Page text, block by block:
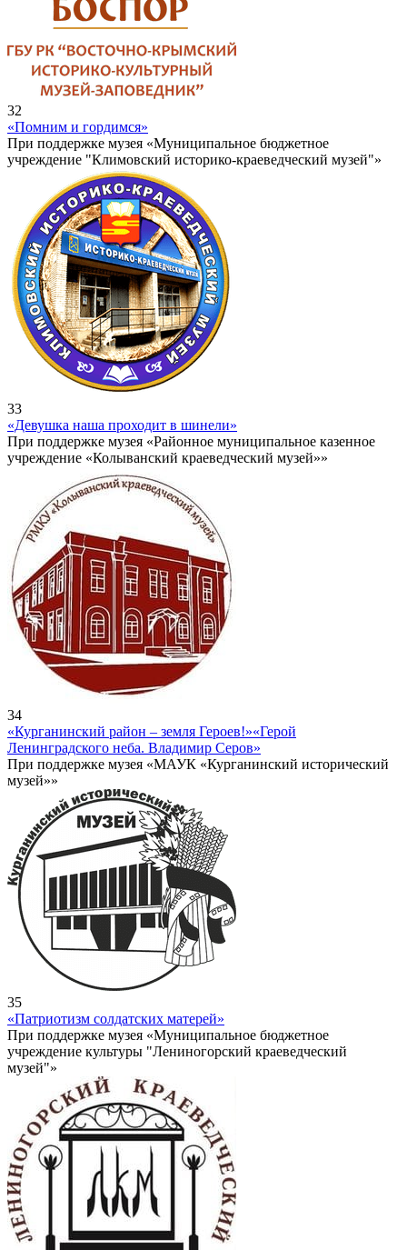
32
«Помним и гордимся»
При поддержке музея «Муниципальное бюджетное
учреждение "Климовский историко-краеведческий музей"»
33
«Девушка наша проходит в шинели»
При поддержке музея «Районное муниципальное казенное
учреждение «Колыванский краеведческий музей»»
34
«Курганинский район – земля Героев!»«Герой
Ленинградского неба. Владимир Серов»
При поддержке музея «МАУК «Курганинский исторический
музей»»
35
«Патриотизм солдатских матерей»
При поддержке музея «Муниципальное бюджетное
учреждение культуры "Лениногорский краеведческий
музей"»